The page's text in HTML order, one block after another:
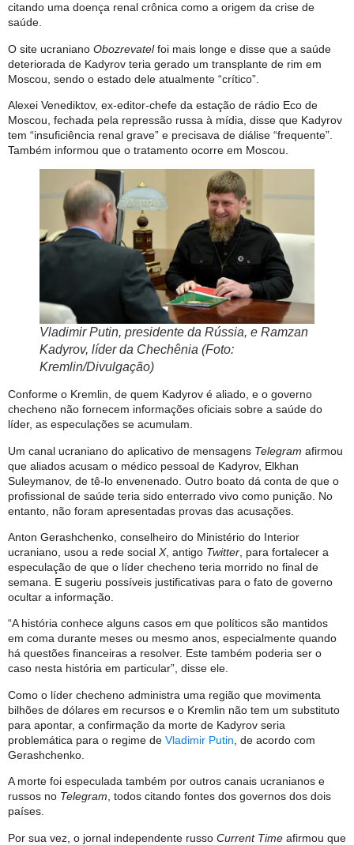
citando uma doença renal crônica como a origem da crise de
saúde.
O site ucraniano Obozrevatelfoi mais longe e disse que a saúde
deteriorada de Kadyrov teria gerado um transplante de rim em
Moscou, sendo o estado dele atualmente “crítico”.
Alexei Venediktov, ex-editor-chefe da estação de rádio Eco de
Moscou, fechada pela repressão russa à mídia, disse que Kadyrov
tem “insuficiência renal grave” e precisava de diálise “frequente”.
Também informou que o tratamento ocorre em Moscou.
Vladimir Putin, presidente da Rússia, e Ramzan
Kadyrov, líder da Chechênia (Foto:
Kremlin/Divulgação)
Conforme o Kremlin, de quem Kadyrov é aliado, e o governo
checheno não fornecem informações oficiais sobre a saúde do
líder, as especulações se acumulam.
Um canal ucraniano do aplicativo de mensagens Telegram afirmou
que aliados acusam o médico pessoal de Kadyrov, Elkhan
Suleymanov, de tê-lo envenenado. Outro boato dá conta de que o
profissional de saúde teria sido enterrado vivo como punição. No
entanto, não foram apresentadas provas das acusações.
Anton Gerashchenko, conselheiro do Ministério do Interior
ucraniano, usou a rede social X, antigo Twitter , para fortalecer a
especulação de que o líder checheno teria morrido no final de
semana. E sugeriu possíveis justificativas para o fato de governo
ocultar a informação.
“A história conhece alguns casos em que políticos são mantidos
em coma durante meses ou mesmo anos, especialmente quando
há questões financeiras a resolver. Este também poderia ser o
caso nesta história em particular”, disse ele.
Como o líder checheno administra uma região que movimenta
bilhões de dólares em recursos e o Kremlin não tem um substituto
para apontar, a confirmação da morte de Kadyrov seria
problemática para o regime de Vladimir Putin , de acordo com
Gerashchenko.
A morte foi especulada também por outros canais ucranianos e
russos no Telegram , todos citando fontes dos governos dos dois
países.
Por sua vez, o jornal independente russo Current Time afirmou que